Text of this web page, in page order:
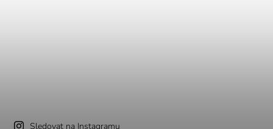
Sledovat na Instagramu